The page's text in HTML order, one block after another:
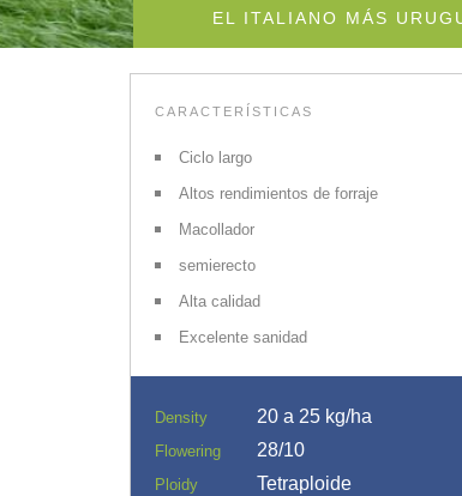
EL ITALIANO MÁS
CARACTERÍSTICAS
Ciclo largo
Altos rendimientos de forraje
Macollador
semierecto
Alta calidad
Excelente sanidad
Density 20 a 25 kg/ha
Flowering 28/10
Ploidy Tetraploide